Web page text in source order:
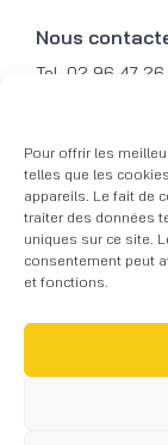
Pour offrir les
telles que les
appareils. Le fait de
traiter des données
uniques sur ce site.
consentement peut
et fonctions.
Nous
Tel. 02 96 47
Mob. 06 31 49
Mail.
© 2026
Réalisation
Designà Lannion